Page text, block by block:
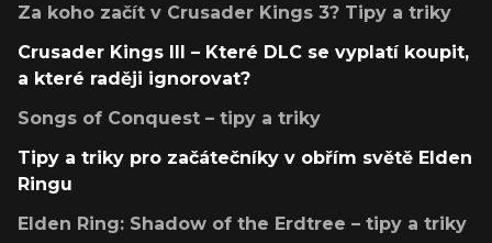
Za koho začít v Crusader Kings 3? Tipy a triky
Crusader Kings III – Které DLC se vyplatí koupit,
a které raději ignorovat?
Songs of Conquest – tipy a triky
Tipy a triky pro začátečníky v obřím světě Elden
Ringu
Elden Ring: Shadow of the Erdtree – tipy a triky